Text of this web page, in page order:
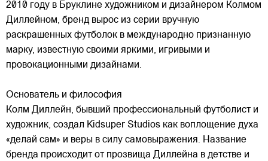
2010 году в Бруклине художником и дизайнером Колмом
Диллейном, бренд вырос из серии вручную
раскрашенных футболок в международно признанную
марку, известную своими яркими, игривыми и
провокационными дизайнами.
Основатель и философия
Колм Диллейн, бывший профессиональный футболист и
художник, создал Kidsuper Studios как воплощение духа
«делай сам» и веры в силу самовыражения. Название
бренда происходит от прозвища Диллейна в детстве и